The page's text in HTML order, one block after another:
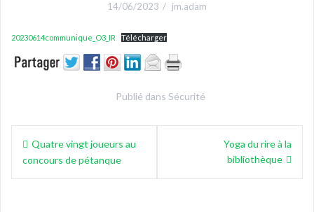
14/06/2023 jm.adam
20230614communique_O3_IR Télécharger
Publié dans Sécurité
Navigation
de Quatre vingt joueurs au
concours de pétanque
Yoga du rire à la
bibliothèque